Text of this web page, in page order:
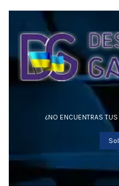
¿NO ENCUENTRAS